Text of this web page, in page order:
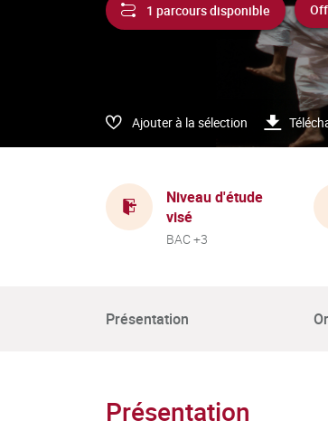
1 parcours disponible
Ajouter à la sélection
Niveau d'étude
visé
BAC +3
Présentation
Présentation